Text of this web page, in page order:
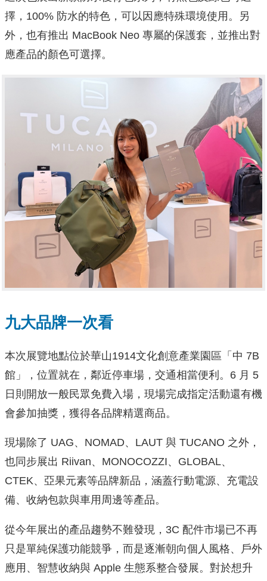
擇，100% 防水的特色，可以因應特殊環境使用。另
外，也有推出 MacBook Neo 專屬的保護套，並推出對
應產品的顏色可選擇。
九大品牌一次看
本次展覽地點位於華山1914文化創意產業園區「中 7B
館」，位置就在，鄰近停車場，交通相當便利。6 月 5
日則開放一般民眾免費入場，現場完成指定活動還有機
會參加抽獎，獲得各品牌精選商品。
現場除了 UAG、NOMAD、LAUT 與 TUCANO 之外，
也同步展出 Riivan、MONOCOZZI、GLOBAL、
CTEK、亞果元素等品牌新品，涵蓋行動電源、充電設
備、收納包款與車用周邊等產品。
從今年展出的產品趨勢不難發現，3C 配件市場已不再
只是單純保護功能競爭，而是逐漸朝向個人風格、戶外
應用、智慧收納與 Apple 生態系整合發展。對於想升